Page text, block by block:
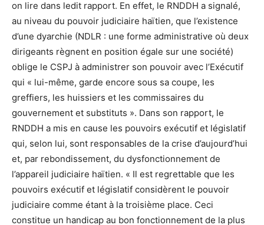
on lire dans ledit rapport. En effet, le RNDDH a signalé,
au niveau du pouvoir judiciaire haïtien, que l’existence
d’une dyarchie (NDLR : une forme administrative où deux
dirigeants règnent en position égale sur une société)
oblige le CSPJ à administrer son pouvoir avec l’Exécutif
qui « lui-même, garde encore sous sa coupe, les
greffiers, les huissiers et les commissaires du
gouvernement et substituts ». Dans son rapport, le
RNDDH a mis en cause les pouvoirs exécutif et législatif
qui, selon lui, sont responsables de la crise d’aujourd’hui
et, par rebondissement, du dysfonctionnement de
l’appareil judiciaire haïtien. « Il est regrettable que les
pouvoirs exécutif et législatif considèrent le pouvoir
judiciaire comme étant à la troisième place. Ceci
constitue un handicap au bon fonctionnement de la plus